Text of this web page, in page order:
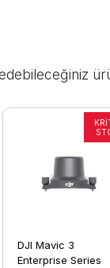
DJI Mavic 3
Enterprise Series